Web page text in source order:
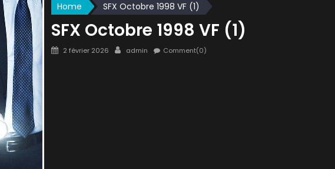
Home SFX Octobre 1998 VF (1)
SFX Octobre 1998 VF (1)
Posted
2 février 2026 Author
admin Comment(0)